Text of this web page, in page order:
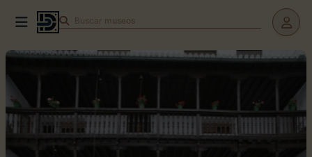
Buscar museos